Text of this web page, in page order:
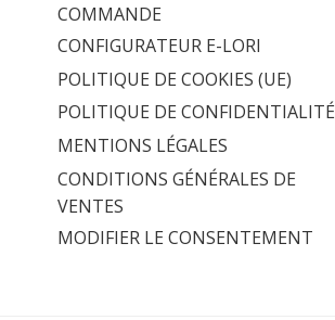
COMMANDE
CONFIGURATEUR E-LORI
POLITIQUE DE COOKIES (UE)
POLITIQUE DE CONFIDENTIALITÉ
MENTIONS LÉGALES
CONDITIONS GÉNÉRALES DE
VENTES
MODIFIER LE CONSENTEMENT